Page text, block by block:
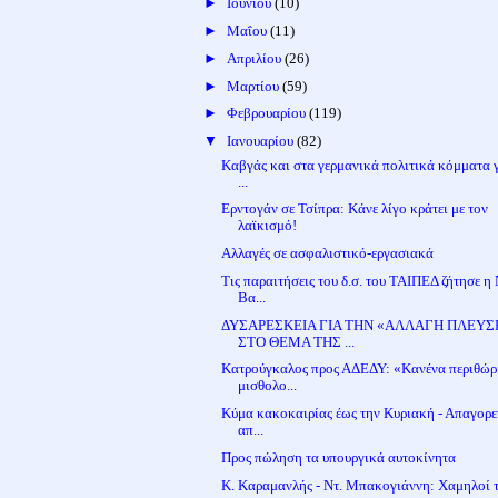
► Μαΐου (11)
► Απριλίου (26)
► Μαρτίου (59)
► Φεβρουαρίου (119)
▼ Ιανουαρίου (82)
Καβγάς και στα γερμανικά πολιτικά κόμματα
Ερντογάν σε Τσίπρα: Κάνε λίγο κράτει με τον
λαϊκισμό!
Αλλαγές σε ασφαλιστικό-εργασιακά
Τις παραιτήσεις του δ.σ. του ΤΑΙΠΕΔ ζήτησε η
Βα...
ΔΥΣΑΡΕΣΚΕΙΑ ΓΙΑ ΤΗΝ «ΑΛΛΑΓΗ
ΣΤΟ ΘΕΜΑ ΤΗΣ ...
Κατρούγκαλος προς ΑΔΕΔΥ: «Κανένα
μισθολο...
Κύμα κακοκαιρίας έως την Κυριακή -
απ...
Προς πώληση τα υπουργικά αυτοκίνητα
Κ. Καραμανλής - Ντ. Μπακογιάννη: Χαμηλοί